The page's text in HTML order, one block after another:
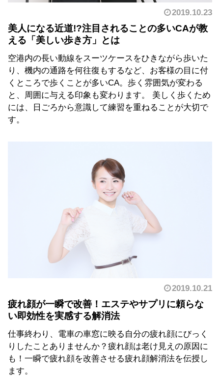
2019.10.23
美人になる近道!?注目されることの多いCAが教
える「美しい歩き方」とは
空港内の長い動線をスーツケースをひきながら歩いた
り、機内の通路を何往復もするなど、お客様の目に付
くところで歩くことが多いCA。歩く雰囲気が変わる
と、周囲に与える印象も変わります。 美しく歩くため
には、日ごろから意識して練習を重ねることが大切で
す。
2019.10.21
疲れ顔が一瞬で改善！エステやサプリに頼らな
い即効性を実感する解消法
仕事終わり、電車の車窓に映る自分の疲れ顔にびっく
りしたことありませんか？疲れ顔は老け見えの原因に
も！一瞬で疲れ顔を改善させる疲れ顔解消法を伝授し
ます。